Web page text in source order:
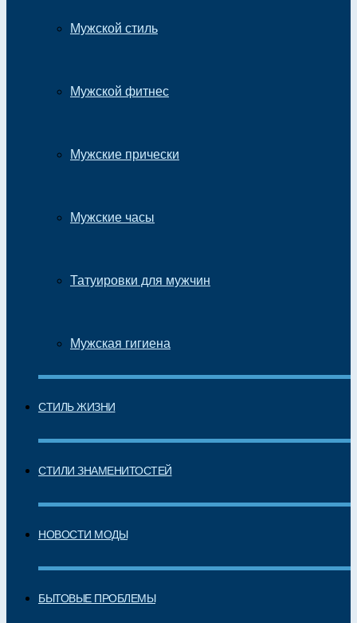
Мужской стиль
Мужской фитнес
Мужские прически
Мужские часы
Татуировки для мужчин
Мужская гигиена
СТИЛЬ ЖИЗНИ
СТИЛИ ЗНАМЕНИТОСТЕЙ
НОВОСТИ МОДЫ
БЫТОВЫЕ ПРОБЛЕМЫ